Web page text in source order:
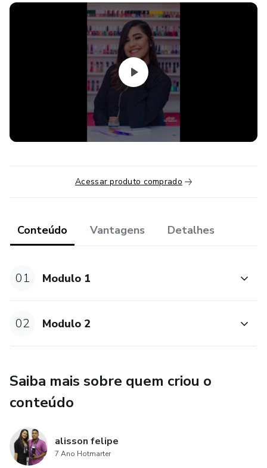
Acessar produto comprado
Conteúdo Vantagens Detalhes
01 Modulo 1
02 Modulo 2
Saiba mais sobre quem criou o
conteúdo
alisson felipe
7 Ano Hotmarter